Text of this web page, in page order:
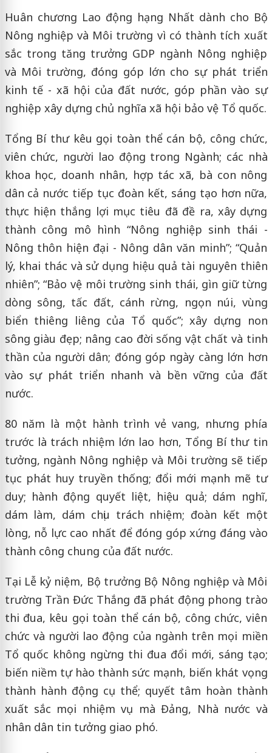
Huân chương Lao động hạng Nhất dành cho Bộ
Nông nghiệp và Môi trường vì có thành tích xuất
sắc trong tăng trưởng GDP ngành Nông nghiệp
và Môi trường, đóng góp lớn cho sự phát triển
kinh tế - xã hội của đất nước, góp phần vào sự
nghiệp xây dựng chủ nghĩa xã hội bảo vệ Tổ quốc.
Tổng Bí thư kêu gọi toàn thể cán bộ, công chức,
viên chức, người lao động trong Ngành; các nhà
khoa học, doanh nhân, hợp tác xã, bà con nông
dân cả nước tiếp tục đoàn kết, sáng tạo hơn nữa,
thực hiện thắng lợi mục tiêu đã đề ra, xây dựng
thành công mô hình “Nông nghiệp sinh thái -
Nông thôn hiện đại - Nông dân văn minh”; “Quản
lý, khai thác và sử dụng hiệu quả tài nguyên thiên
nhiên”; “Bảo vệ môi trường sinh thái, gìn giữ từng
dòng sông, tấc đất, cánh rừng, ngọn núi, vùng
biển thiêng liêng của Tổ quốc”; xây dựng non
sông giàu đẹp; nâng cao đời sống vật chất và tinh
thần của người dân; đóng góp ngày càng lớn hơn
vào sự phát triển nhanh và bền vững của đất
nước.
80 năm là một hành trình vẻ vang, nhưng phía
trước là trách nhiệm lớn lao hơn, Tổng Bí thư tin
tưởng, ngành Nông nghiệp và Môi trường sẽ tiếp
tục phát huy truyền thống; đổi mới mạnh mẽ tư
duy; hành động quyết liệt, hiệu quả; dám nghĩ,
dám làm, dám chịu trách nhiệm; đoàn kết một
lòng, nỗ lực cao nhất để đóng góp xứng đáng vào
thành công chung của đất nước.
Tại Lễ kỷ niệm, Bộ trưởng Bộ Nông nghiệp và Môi
trường Trần Đức Thắng đã phát động phong trào
thi đua, kêu gọi toàn thể cán bộ, công chức, viên
chức và người lao động của ngành trên mọi miền
Tổ quốc không ngừng thi đua đổi mới, sáng tạo;
biến niềm tự hào thành sức mạnh, biến khát vọng
thành hành động cụ thể; quyết tâm hoàn thành
xuất sắc mọi nhiệm vụ mà Đảng, Nhà nước và
nhân dân tin tưởng giao phó.